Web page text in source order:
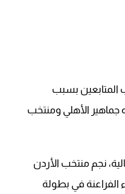
المتابعين بسبب
الأهلي ومنتخب
نجم منتخب الأردن
الفراعنة في بطولة